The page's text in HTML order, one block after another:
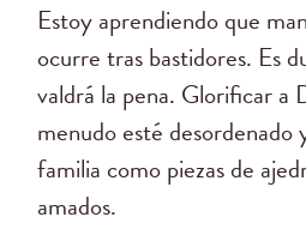
Estoy aprendiendo que
ocurre tras bastidores. Es
valdrá la pena. Glorificar a
menudo esté
familia como piezas de
amados.